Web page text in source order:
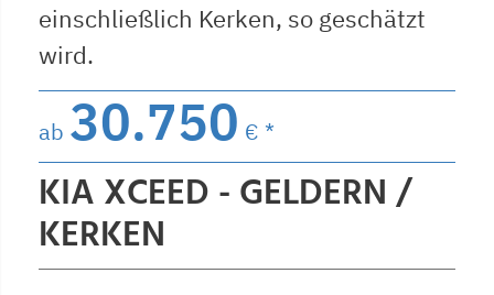
einschließlich Kerken, so geschätzt
wird.
ab 30.750 € *
KIA XCEED - GELDERN /
KERKEN